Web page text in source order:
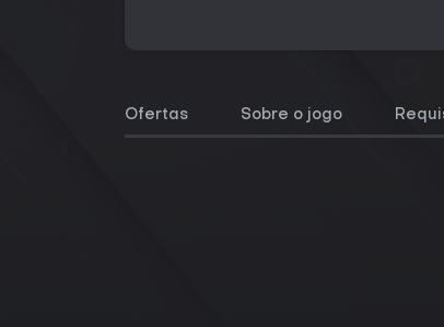
Ofertas Sobre o jogo